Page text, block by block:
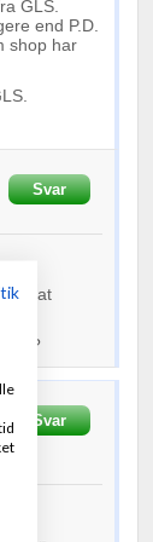
GLS.
end P.D.
shop har
Svar
til at
Svar